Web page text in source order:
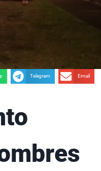
Telegram Email